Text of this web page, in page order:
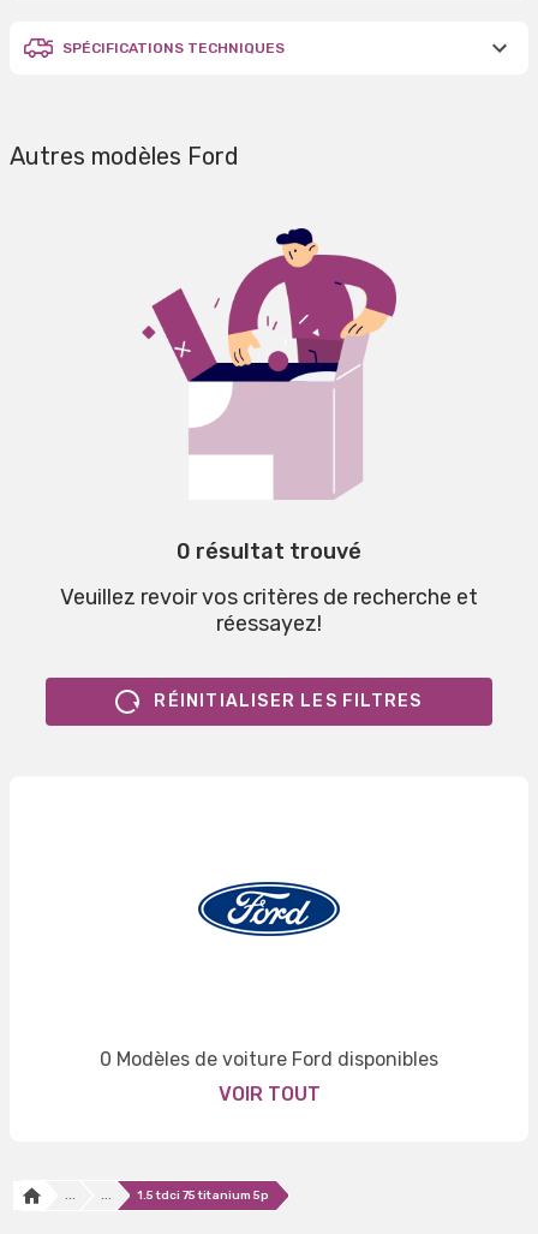
SPÉCIFICATIONS TECHNIQUES
Autres modèles Ford
0 résultat trouvé
Veuillez revoir vos critères de recherche et
réessayez!
RÉINITIALISER LES FILTRES
0 Modèles de voiture Ford disponibles
VOIR TOUT
... ... 1.5 tdci 75 titanium 5p